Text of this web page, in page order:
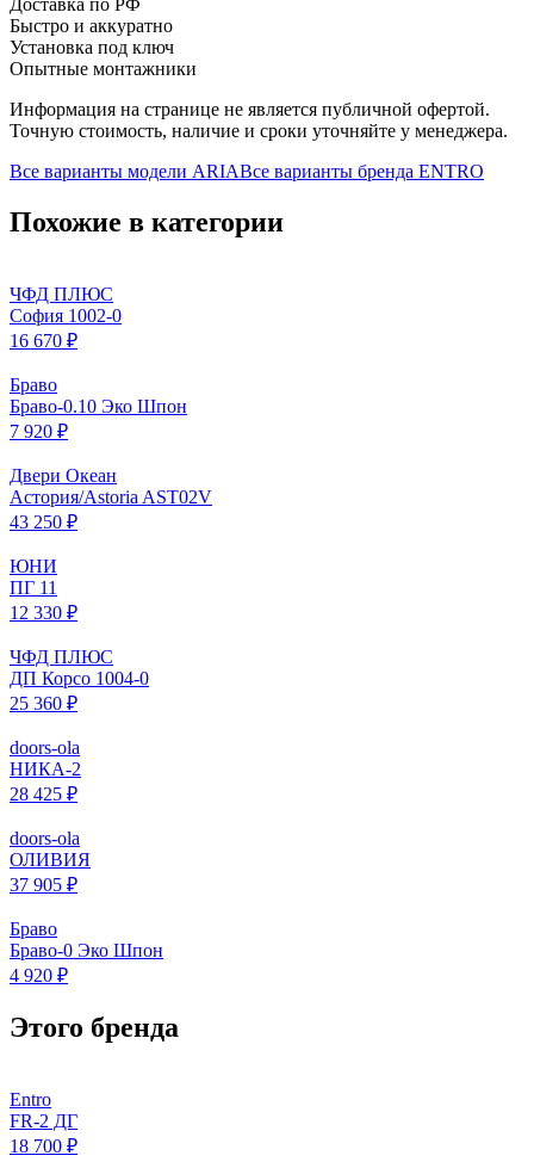
Доставка по РФ
Быстро и аккуратно
Установка под ключ
Опытные монтажники
Информация на странице не является публичной офертой.
Точную стоимость, наличие и сроки уточняйте у менеджера.
Все варианты модели ARIAВсе варианты бренда ENTRO
Похожие в категории
ЧФД ПЛЮС
София 1002-0
16 670 ₽
Браво
Браво-0.10 Эко Шпон
7 920 ₽
Двери Океан
Астория/Astoria AST02V
43 250 ₽
ЮНИ
ПГ 11
12 330 ₽
ЧФД ПЛЮС
ДП Корсо 1004-0
25 360 ₽
doors-ola
НИКА-2
28 425 ₽
doors-ola
ОЛИВИЯ
37 905 ₽
Браво
Браво-0 Эко Шпон
4 920 ₽
Этого бренда
Entro
FR-2 ДГ
18 700 ₽